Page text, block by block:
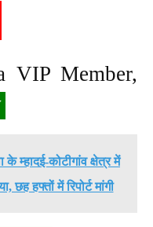
VIP Member,
के म्हादई-कोटीगांव क्षेत्र में
हफ्तों में रिपोर्ट मांगी